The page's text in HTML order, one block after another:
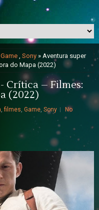
Game , Sony » Aventura super
do Mapa (2022)
Crítica – Filmes:
(2022)
,filmes, Game, Sony
No